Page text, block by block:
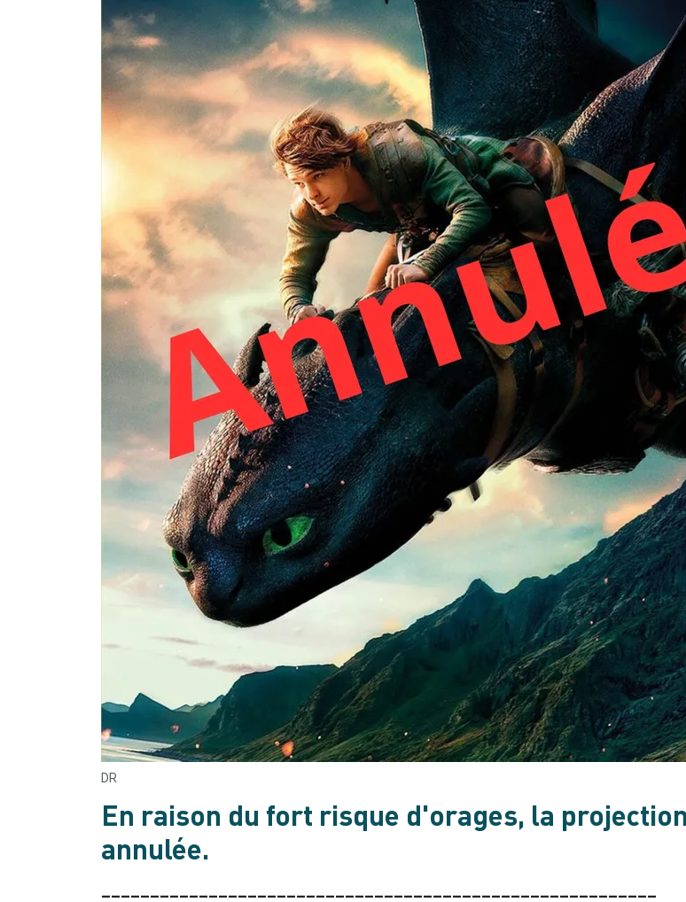
DR
En raison du fort risque d'orages, la
annulée.